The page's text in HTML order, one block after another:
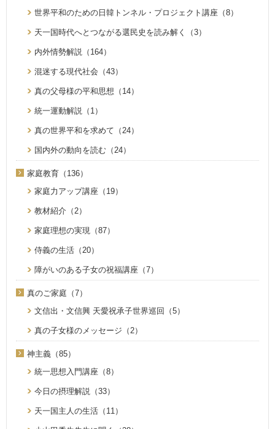
世界平和のための日韓トンネル・プロジェクト講座（8）
天一国時代へとつながる選民史を読み解く（3）
内外情勢解説（164）
混迷する現代社会（43）
真の父母様の平和思想（14）
統一運動解説（1）
真の世界平和を求めて（24）
国内外の動向を読む（24）
家庭教育（136）
家庭力アップ講座（19）
教材紹介（2）
家庭理想の実現（87）
侍義の生活（20）
障がいのある子女の祝福講座（7）
真のご家庭（7）
文信出・文信興 天愛祝承子世界巡回（5）
真の子女様のメッセージ（2）
神主義（85）
統一思想入門講座（8）
今日の摂理解説（33）
天一国主人の生活（11）